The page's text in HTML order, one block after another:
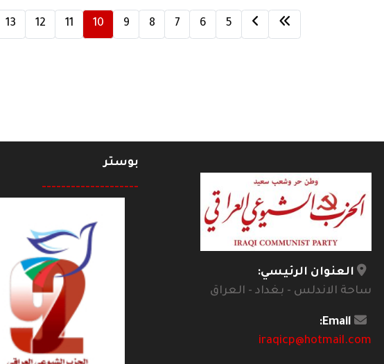
5
6
7
8
9
10
11
12
13
العنوان الرئيسي:
ساحة الاندلس - بغداد - العراق
Email:
iraqicp@hotmail.com
بوستر
--------------------